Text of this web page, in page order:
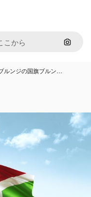
画像で
ルンジの国旗ブルン…